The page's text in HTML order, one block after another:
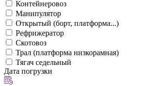
Контейнеровоз
Манипулятор
Открытый (борт, платформа...)
Рефрижератор
Скотовоз
Трал (платформа низкорамная)
Тягач седельный
Дата погрузки